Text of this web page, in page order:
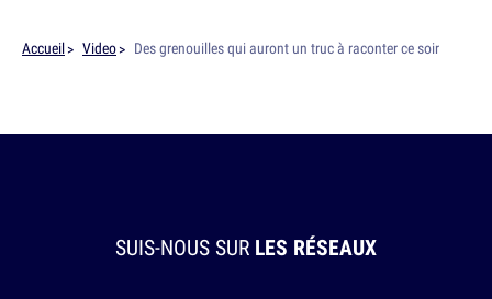
Accueil Video Des grenouilles qui auront un truc à raconter ce soir
SUIS-NOUS SUR LES RÉSEAUX